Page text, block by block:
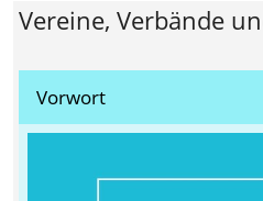
Vereine, Verbände
Vorwort